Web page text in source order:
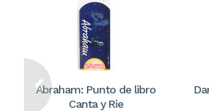
Abraham: Punto de libro
Canta y Rie